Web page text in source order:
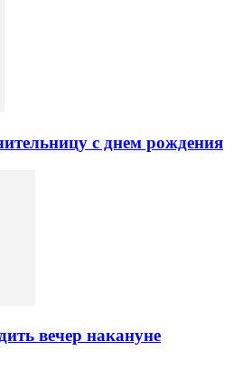
с днем рождения
вечер накануне